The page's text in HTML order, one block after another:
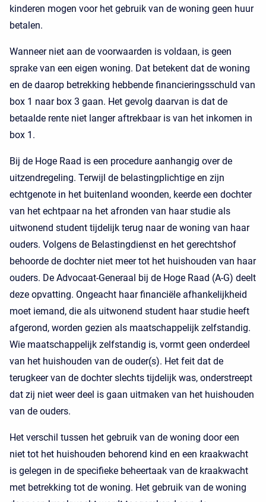
kinderen mogen voor het gebruik van de woning geen huur
betalen.
Wanneer niet aan de voorwaarden is voldaan, is geen
sprake van een eigen woning. Dat betekent dat de woning
en de daarop betrekking hebbende financieringsschuld van
box 1 naar box 3 gaan. Het gevolg daarvan is dat de
betaalde rente niet langer aftrekbaar is van het inkomen in
box 1.
Bij de Hoge Raad is een procedure aanhangig over de
uitzendregeling. Terwijl de belastingplichtige en zijn
echtgenote in het buitenland woonden, keerde een dochter
van het echtpaar na het afronden van haar studie als
uitwonend student tijdelijk terug naar de woning van haar
ouders. Volgens de Belastingdienst en het gerechtshof
behoorde de dochter niet meer tot het huishouden van haar
ouders. De Advocaat-Generaal bij de Hoge Raad (A-G) deelt
deze opvatting. Ongeacht haar financiële afhankelijkheid
moet iemand, die als uitwonend student haar studie heeft
afgerond, worden gezien als maatschappelijk zelfstandig.
Wie maatschappelijk zelfstandig is, vormt geen onderdeel
van het huishouden van de ouder(s). Het feit dat de
terugkeer van de dochter slechts tijdelijk was, onderstreept
dat zij niet weer deel is gaan uitmaken van het huishouden
van de ouders.
Het verschil tussen het gebruik van de woning door een
niet tot het huishouden behorend kind en een kraakwacht
is gelegen in de specifieke beheertaak van de kraakwacht
met betrekking tot de woning. Het gebruik van de woning